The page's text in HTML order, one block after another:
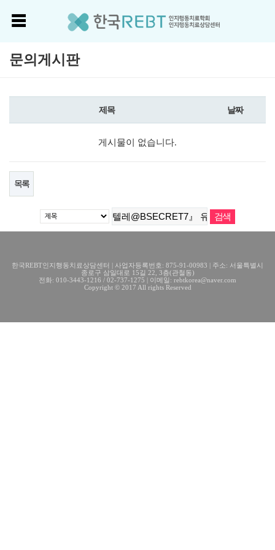
문의게시판
제목 날짜
게시물이 없습니다.
목록
한국REBT인지행동치료상담센터 | 사업자등록번호: 875-91-00983 | 주소: 서울특별시
종로구 삼일대로 15길 22, 3층(관철동)
전화: 010-3443-1216 / 02-737-1275 | 이메일: rebtkorea@naver.com
Copyright © 2017 All rights Reserved